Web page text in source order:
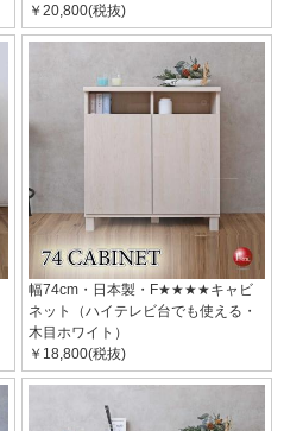
￥20,800(税抜)
幅74cm・日本製・F★★★★キャビ
ネット（ハイテレビ台でも使える・
木目ホワイト）
￥18,800(税抜)